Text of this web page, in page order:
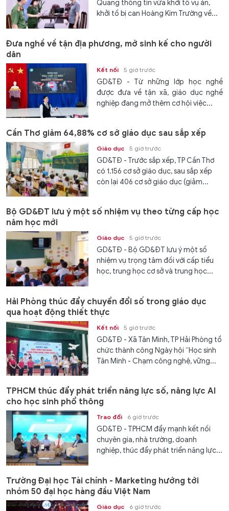
Quang thông tin vừa khởi tố vụ án,
khởi tố bị can Hoàng Kim Trường về...
Đưa nghề về tận địa phương, mở sinh kế cho người
dân
Kết nối 5 giờ trước
GD&TĐ - Từ những lớp học nghề
được đưa về tận xã, giáo dục nghề
nghiệp đang mở thêm cơ hội việc...
Cần Thơ giảm 64,88% cơ sở giáo dục sau sắp xếp
Giáo dục 5 giờ trước
GD&TĐ - Trước sắp xếp, TP Cần Thơ
có 1.156 cơ sở giáo dục, sau sắp xếp
còn lại 406 cơ sở giáo dục (giảm...
Bộ GD&ĐT lưu ý một số nhiệm vụ theo từng cấp học
năm học mới
Giáo dục 5 giờ trước
GD&TĐ - Bộ GD&ĐT lưu ý một số
nhiệm vụ trọng tâm đối với cấp tiểu
học, trung học cơ sở và trung học...
Hải Phòng thúc đẩy chuyển đổi số trong giáo dục
qua hoạt động thiết thực
Kết nối 5 giờ trước
GD&TĐ - Xã Tân Minh, TP Hải Phòng tổ
chức thành công Ngày hội “Học sinh
Tân Minh - Chạm công nghệ, vững...
TPHCM thúc đẩy phát triển năng lực số, năng lực AI
cho học sinh phổ thông
Trao đổi 6 giờ trước
GD&TĐ - TPHCM đẩy mạnh kết nối
chuyên gia, nhà trường, doanh
nghiệp, thúc đẩy phát triển năng lực...
Trường Đại học Tài chính - Marketing hướng tới
nhóm 50 đại học hàng đầu Việt Nam
Giáo dục 6 giờ trước